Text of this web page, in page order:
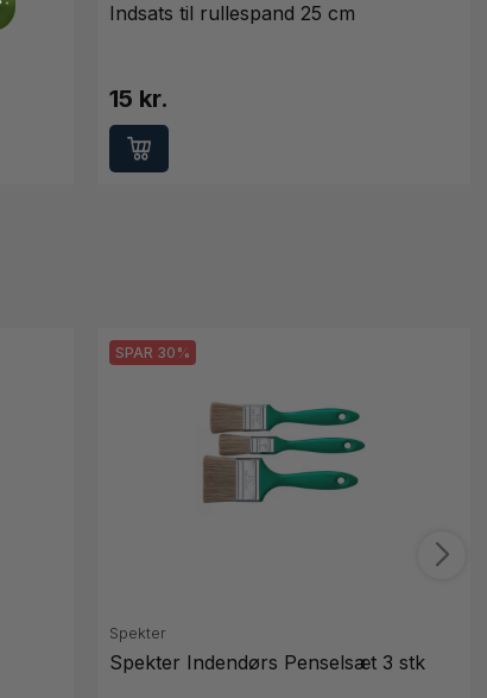
Indsats til rullespand 25 cm
15 kr.
SPAR 30%
Spekter
Spekter Indendørs Penselsæt 3 stk